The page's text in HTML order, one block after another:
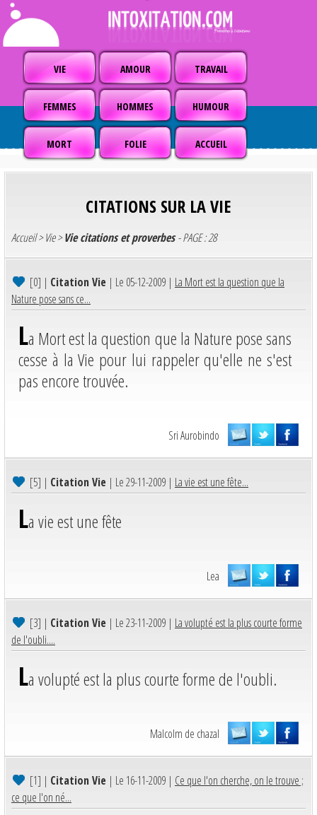
VIE AMOUR TRAVAIL
FEMMES HOMMES HUMOUR
MORT FOLIE ACCUEIL
CITATIONS SUR LA VIE
Accueil>Vie>Vie citations et proverbes- PAGE : 28
[0] | Citation Vie | Le 05-12-2009 | La Mort est la question que la
Nature pose sans ce...
La Mort est la question que la Nature pose sans
cesse à la Vie pour lui rappeler qu'elle ne s'est
pas encore trouvée.
Sri Aurobindo
[5] | Citation Vie | Le 29-11-2009 | La vie est une fête...
La vie est une fête
Lea
[3] | Citation Vie | Le 23-11-2009 | La volupté est la plus courte forme
de l'oubli....
La volupté est la plus courte forme de l'oubli.
Malcolm de chazal
[1] | Citation Vie | Le 16-11-2009 | Ce que l'on cherche, on le trouve ;
ce que l'on né...